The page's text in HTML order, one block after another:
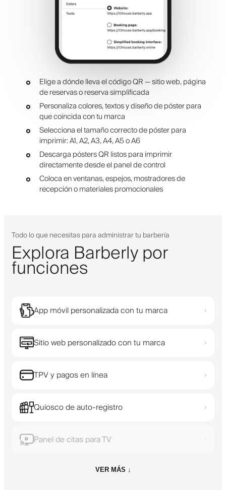
Elige a dónde lleva el código QR — sitio web, página
de reservas o reserva simplificada
Personaliza colores, textos y diseño de póster para
que coincida con tu marca
Selecciona el tamaño correcto de póster para
imprimir: A1, A2, A3, A4, A5 o A6
Descarga pósters QR listos para imprimir
directamente desde el panel de control
Coloca en ventanas, espejos, mostradores de
recepción o materiales promocionales
Todo lo que necesitas para administrar tu barbería
Explora Barberly por
funciones
App móvil personalizada con tu marca ›
Sitio web personalizado con tu marca ›
TPV y pagos en línea ›
Quiosco de auto-registro ›
Panel de citas para TV ›
VER MÁS ↓